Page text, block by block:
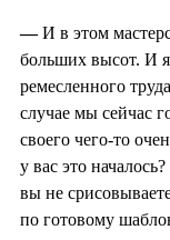
—И в этом
больших высот. И
ремесленного
случае мы сейчас
своего чего-то
у вас это
вы не
по готовому